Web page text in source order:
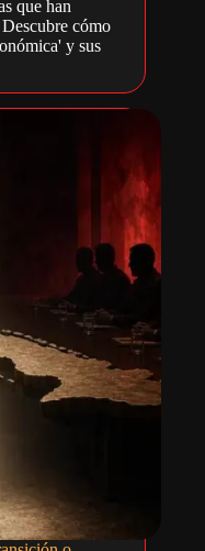
que han
cómo
y sus